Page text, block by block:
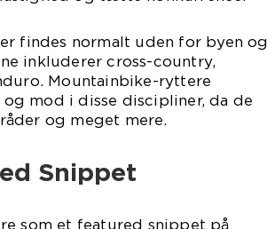
findes normalt uden for byen og
inkluderer cross-country,
Mountainbike-ryttere
mod i disse discipliner, da de
og meget mere.
Snippet
som et featured snippet på